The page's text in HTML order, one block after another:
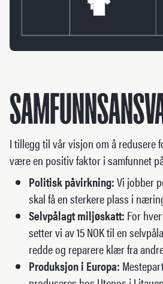
I tillegg til vår visjon om å redusere
være en positiv faktor i samfunnet
Politisk påvirkning:Vi jobber
skal få en sterkere plass i
Selvpålagt miljøskatt: For
setter vi av 15 NOK til en
redde og reparere klær fra
Produksjon i Europa: